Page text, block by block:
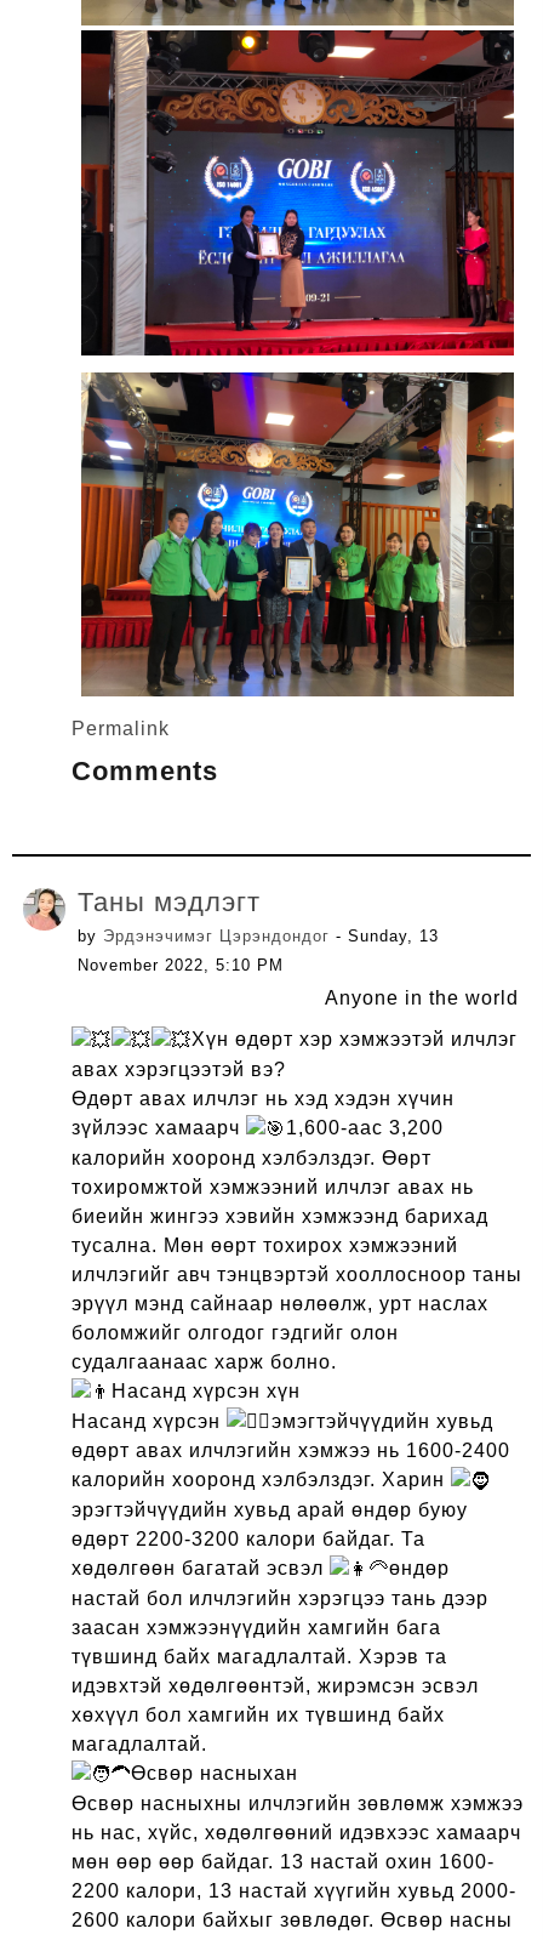
Permalink
Comments
Таны мэдлэгт
by Эрдэнэчимэг Цэрэндондог - Sunday, 13
November 2022, 5:10 PM
Anyone in the world
Хүн өдөрт хэр хэмжээтэй илчлэг
авах хэрэгцээтэй вэ?
Өдөрт авах илчлэг нь хэд хэдэн хүчин
зүйлээс хамаарч
1,600-аас 3,200
калорийн хооронд хэлбэлздэг. Өөрт
тохиромжтой хэмжээний илчлэг авах нь
биеийн жингээ хэвийн хэмжээнд барихад
тусална. Мөн өөрт тохирох хэмжээний
илчлэгийг авч тэнцвэртэй хооллосноор таны
эрүүл мэнд сайнаар нөлөөлж, урт наслах
боломжийг олгодог гэдгийг олон
судалгаанаас харж болно.
Насанд хүрсэн хүн
Насанд хүрсэн
эмэгтэйчүүдийн хувьд
өдөрт авах илчлэгийн хэмжээ нь 1600-2400
калорийн хооронд хэлбэлздэг. Харин
эрэгтэйчүүдийн хувьд арай өндөр буюу
өдөрт 2200-3200 калори байдаг. Та
хөдөлгөөн багатай эсвэл
өндөр
настай бол илчлэгийн хэрэгцээ тань дээр
заасан хэмжээнүүдийн хамгийн бага
түвшинд байх магадлалтай. Хэрэв та
идэвхтэй хөдөлгөөнтэй, жирэмсэн эсвэл
хөхүүл бол хамгийн их түвшинд байх
магадлалтай.
Өсвөр насныхан
Өсвөр насныхны илчлэгийн зөвлөмж хэмжээ
нь нас, хүйс, хөдөлгөөний идэвхээс хамаарч
мөн өөр өөр байдаг. 13 настай охин 1600-
2200 калори, 13 настай хүүгийн хувьд 2000-
2600 калори байхыг зөвлөдөг. Өсвөр насны